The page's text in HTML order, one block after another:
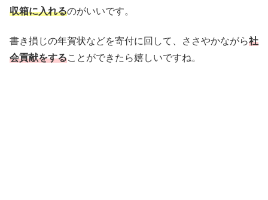
収箱に入れるのがいいです。
書き損じの年賀状などを寄付に回して、ささやかながら社
会貢献をすることができたら嬉しいですね。